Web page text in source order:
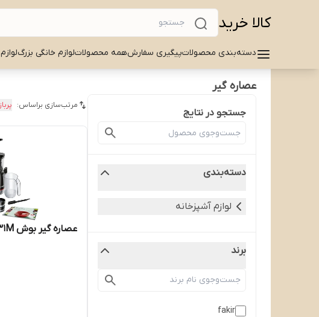
کالا خرید
دسته‌بندی محصولاتپیگیری سفارشهمه محصولاتلوازم خانگی بزرگ
عصاره گیر
جستجو در نتایج
دسته‌بندی
لوازم آشپزخانه
برند
fakir
مرتب‌سازی براساس:
عصاره گیر بوش MESM731M